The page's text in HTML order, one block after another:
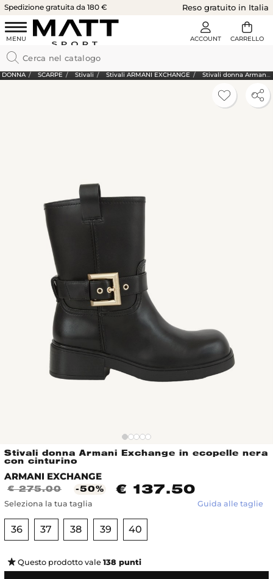
Spedizione gratuita da 180 € Reso gratuito in Italia
DONNA SCARPE Stivali Stivali ARMANI EXCHANGE Stivali donna Armani Exchange in ecopelle nera con cinturino
Stivali donna Armani Exchange in ecopelle nera
con cinturino
ARMANI EXCHANGE
€ 275.00 -50% € 137.50
Seleziona la tua taglia Guida alle taglie
36 37 38 39 40
Questo prodotto vale 138 punti